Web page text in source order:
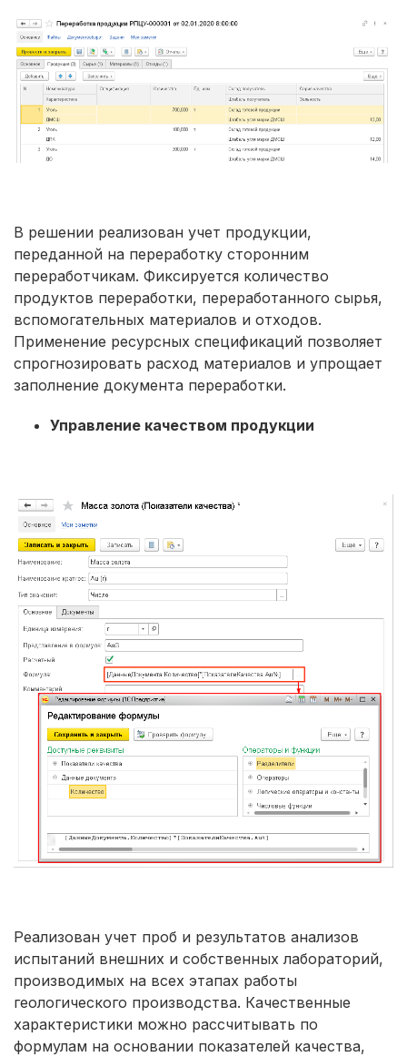
В решении реализован учет продукции,
переданной на переработку сторонним
переработчикам. Фиксируется количество
продуктов переработки, переработанного сырья,
вспомогательных материалов и отходов.
Применение ресурсных спецификаций позволяет
спрогнозировать расход материалов и упрощает
заполнение документа переработки.
Управление качеством продукции
Реализован учет проб и результатов анализов
испытаний внешних и собственных лабораторий,
производимых на всех этапах работы
геологического производства. Качественные
характеристики можно рассчитывать по
формулам на основании показателей качества,